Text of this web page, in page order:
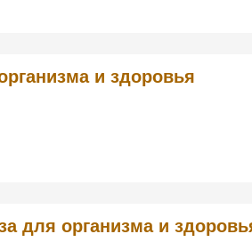
и здоровья
для организма и